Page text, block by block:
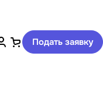
Подать заявку